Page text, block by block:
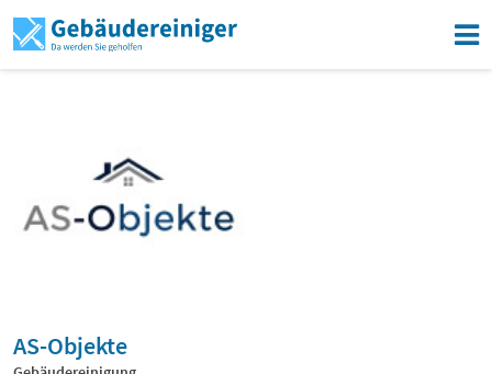
AS-Objekte